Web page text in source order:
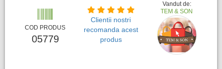
COD PRODUS
05779
Clientii nostri
recomanda acest
produs
Vandut de:
TEM & SON